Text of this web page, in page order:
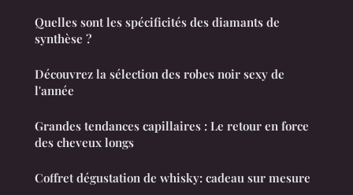
Quelles sont les spécificités des diamants de
synthèse ?
Découvrez la sélection des robes noir sexy de
l'année
Grandes tendances capillaires : Le retour en force
des cheveux longs
Coffret dégustation de whisky: cadeau sur mesure